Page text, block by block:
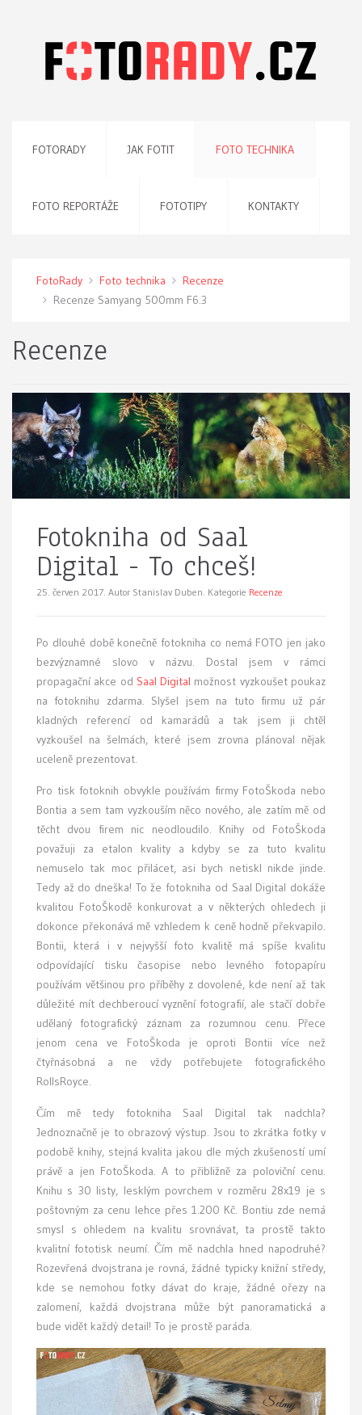
FOTORADY JAK FOTIT FOTO TECHNIKA
FOTO REPORTÁŽE FOTOTIPY KONTAKTY
FotoRady Foto technika
Recenze
Recenze Samyang 500mm F6.3
Recenze
Fotokniha od Saal
Digital - To chceš!
25. červen 2017. Autor Stanislav Duben. Kategorie Recenze
Po dlouhé době konečně fotokniha co nemá FOTO jen jako
bezvýznamné slovo v názvu. Dostal jsem v rámci
propagační akce od Saal Digital možnost vyzkoušet poukaz
na fotoknihu zdarma. Slyšel jsem na tuto firmu už pár
kladných referencí od kamarádů a tak jsem ji chtěl
vyzkoušel na šelmách, které jsem zrovna plánoval nějak
uceleně prezentovat.
Pro tisk fotoknih obvykle používám firmy FotoŠkoda nebo
Bontia a sem tam vyzkouším něco nového, ale zatím mě od
těcht dvou firem nic neodloudilo. Knihy od FotoŠkoda
považuji za etalon kvality a kdyby se za tuto kvalitu
nemuselo tak moc přilácet, asi bych netiskl nikde jinde.
Tedy až do dneška! To že fotokniha od Saal Digital dokáže
kvalitou FotoŠkodě konkurovat a v některých ohledech ji
dokonce překonává mě vzhledem k ceně hodně překvapilo.
Bontii, která i v nejvyšší foto kvalitě má spíše kvalitu
odpovídající tisku časopise nebo levného fotopapíru
používám většinou pro příběhy z dovolené, kde není až tak
důležité mít dechberoucí vyznění fotografií, ale stačí dobře
udělaný fotografický záznam za rozumnou cenu. Přece
jenom cena ve FotoŠkoda je oproti Bontii více než
čtyřnásobná a ne vždy potřebujete fotografického
RollsRoyce.
Čím mě tedy fotokniha Saal Digital tak nadchla?
Jednoznačně je to obrazový výstup. Jsou to zkrátka fotky v
podobě knihy, stejná kvalita jakou dle mých zkušeností umí
právě a jen FotoŠkoda. A to přibližně za poloviční cenu.
Knihu s 30 listy, lesklým povrchem v rozměru 28x19 je s
poštovným za cenu lehce přes 1.200 Kč. Bontiu zde nemá
smysl s ohledem na kvalitu srovnávat, ta prostě takto
kvalitní fototisk neumí. Čím mě nadchla hned napodruhé?
Rozevřená dvojstrana je rovná, žádné typicky knižní středy,
kde se nemohou fotky dávat do kraje, žádné ořezy na
zalomení, každá dvojstrana může být panoramatická a
bude vidět každý detail! To je prostě paráda.